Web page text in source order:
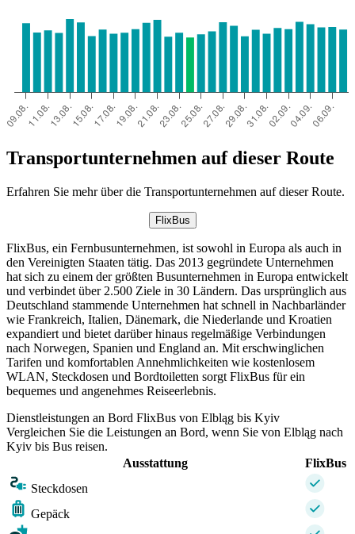
Transportunternehmen auf dieser Route
Erfahren Sie mehr über die Transportunternehmen auf dieser Route.
FlixBus
FlixBus, ein Fernbusunternehmen, ist sowohl in Europa als auch in
den Vereinigten Staaten tätig. Das 2013 gegründete Unternehmen
hat sich zu einem der größten Busunternehmen in Europa entwickelt
und verbindet über 2.500 Ziele in 30 Ländern. Das ursprünglich aus
Deutschland stammende Unternehmen hat schnell in Nachbarländer
wie Frankreich, Italien, Dänemark, die Niederlande und Kroatien
expandiert und bietet darüber hinaus regelmäßige Verbindungen
nach Norwegen, Spanien und England an. Mit erschwinglichen
Tarifen und komfortablen Annehmlichkeiten wie kostenlosem
WLAN, Steckdosen und Bordtoiletten sorgt FlixBus für ein
bequemes und angenehmes Reiseerlebnis.
Dienstleistungen an Bord FlixBus von Elbląg bis Kyiv
Vergleichen Sie die Leistungen an Bord, wenn Sie von Elbląg nach
Kyiv bis Bus reisen.
Ausstattung
FlixBus
Steckdosen
Gepäck